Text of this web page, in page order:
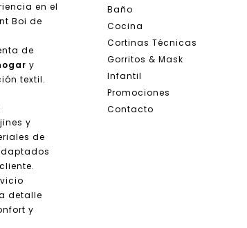
en el
Boi de
de
y
textil.
y
de
detalle
y
Baño
Cocina
Cortinas Técnicas
Gorritos & Mask
Infantil
Promociones
Contacto